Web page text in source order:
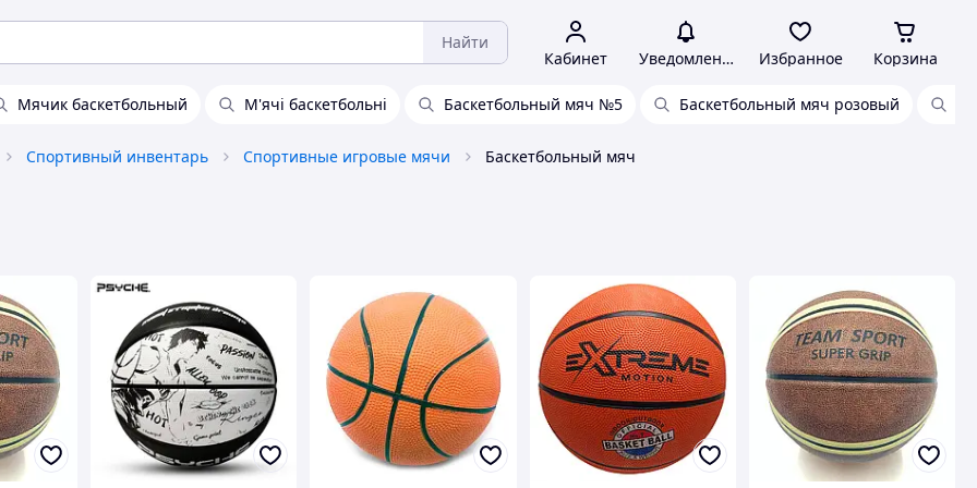
Найти
Кабинет Уведомления Избранное Корзина
Мячик баскетбольный М'ячі баскетбольні Баскетбольный мяч №5 Баскетбольный мяч розовый
Спортивный инвентарь Спортивные игровые мячи Баскетбольный мяч